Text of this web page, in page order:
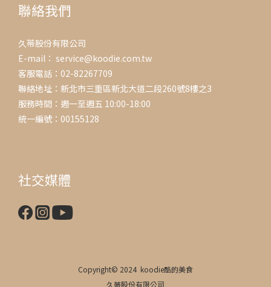
聯絡我們
久蒂股份有限公司
E-mail： service@koodie.com.tw
客服電話：02-82267709
聯絡地址：新北市三重區新北大道二段260號8樓之3
服務時間：週一至週五 10:00-18:00
統一編號：00155128
社交媒體
Copyright© 2024 koodie酷的美食
久蒂股份有限公司